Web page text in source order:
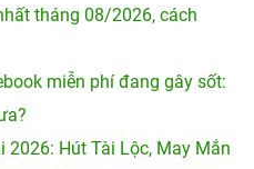
tháng 08/2026, cách
miễn phí đang gây sốt:
Hút Tài Lộc, May Mắn